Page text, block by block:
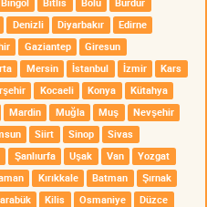
Bingöl Bitlis Bolu
Burdur
Denizli Diyarbakır
Edirne
Gaziantep
Giresun
Mersin İstanbul İzmir
Kars
Kocaeli Konya
Kütahya
Mardin Muğla Muş
Nevşehir
Siirt Sinop
Sivas
Şanlıurfa Uşak Van
Yozgat
Kırıkkale Batman
Şırnak
Kilis Osmaniye Düzce